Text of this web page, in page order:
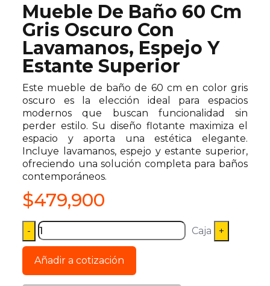
Mueble De Baño 60 Cm
Gris Oscuro Con
Lavamanos, Espejo Y
Estante Superior
Este mueble de baño de 60 cm en color gris
oscuro es la elección ideal para espacios
modernos que buscan funcionalidad sin
perder estilo. Su diseño flotante maximiza el
espacio y aporta una estética elegante.
Incluye lavamanos, espejo y estante superior,
ofreciendo una solución completa para baños
contemporáneos.
$479,900
Caja
Añadir a cotización